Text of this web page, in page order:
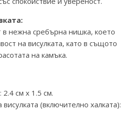
нежна сребърна нишка, което
на висулката, като в същото
на камъка.
см х 1.5 см.
(включително халката):